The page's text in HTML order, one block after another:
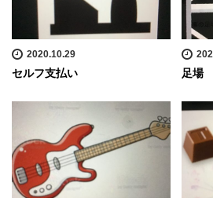
2020.10.29
セルフ支払い 足場